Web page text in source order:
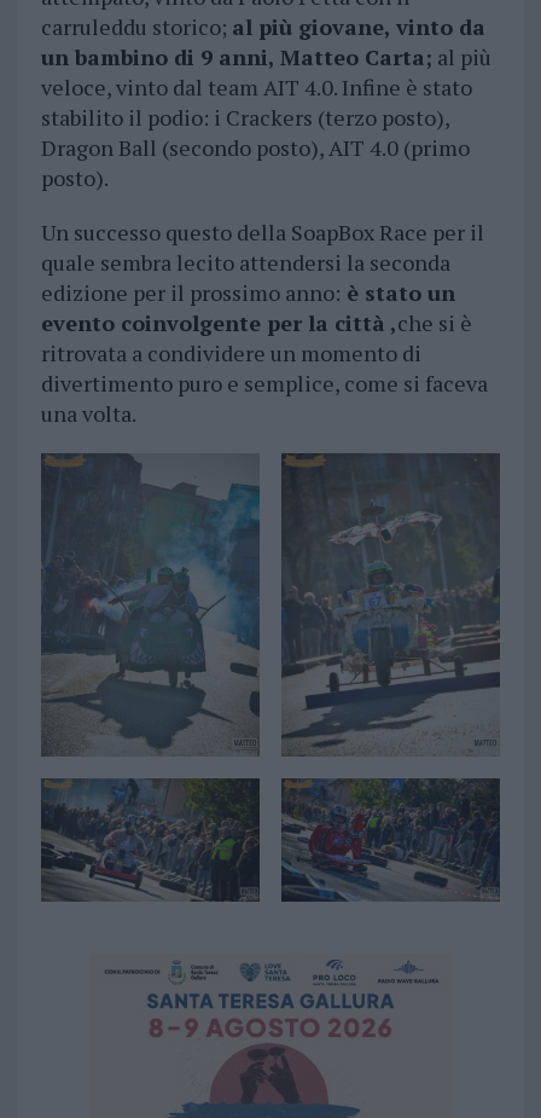
carruleddu storico; al più giovane, vinto da
un bambino di 9 anni, Matteo Carta; al più
veloce, vinto dal team AIT 4.0. Infine è stato
stabilito il podio: i Crackers (terzo posto),
Dragon Ball (secondo posto), AIT 4.0 (primo
posto).
Un successo questo della SoapBox Race per il
quale sembra lecito attendersi la seconda
edizione per il prossimo anno: è stato un
evento coinvolgente per la città ,che si è
ritrovata a condividere un momento di
divertimento puro e semplice, come si faceva
una volta.